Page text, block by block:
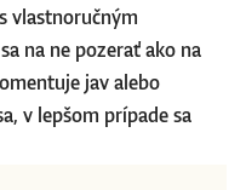
vlastnoručným
na ne pozerať ako na
jav alebo
v lepšom prípade sa